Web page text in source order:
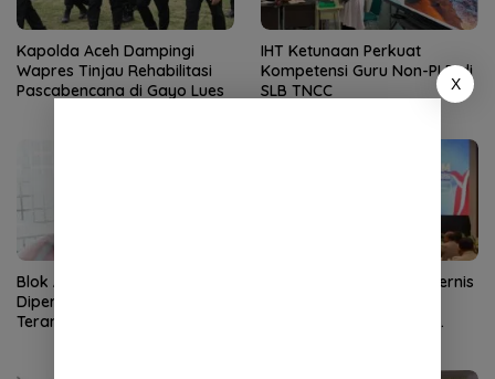
Kapolda Aceh Dampingi
Wapres Tinjau Rehabilitasi
Pascabencana di Gayo Lues
IHT Ketunaan Perkuat
Kompetensi Guru Non-PLB di
SLB TNCC
Blok Andaman
Dipertanyakan, Aceh Kembali
Terancam Jadi Penonton
Kapolda Aceh Buka Rakernis
X